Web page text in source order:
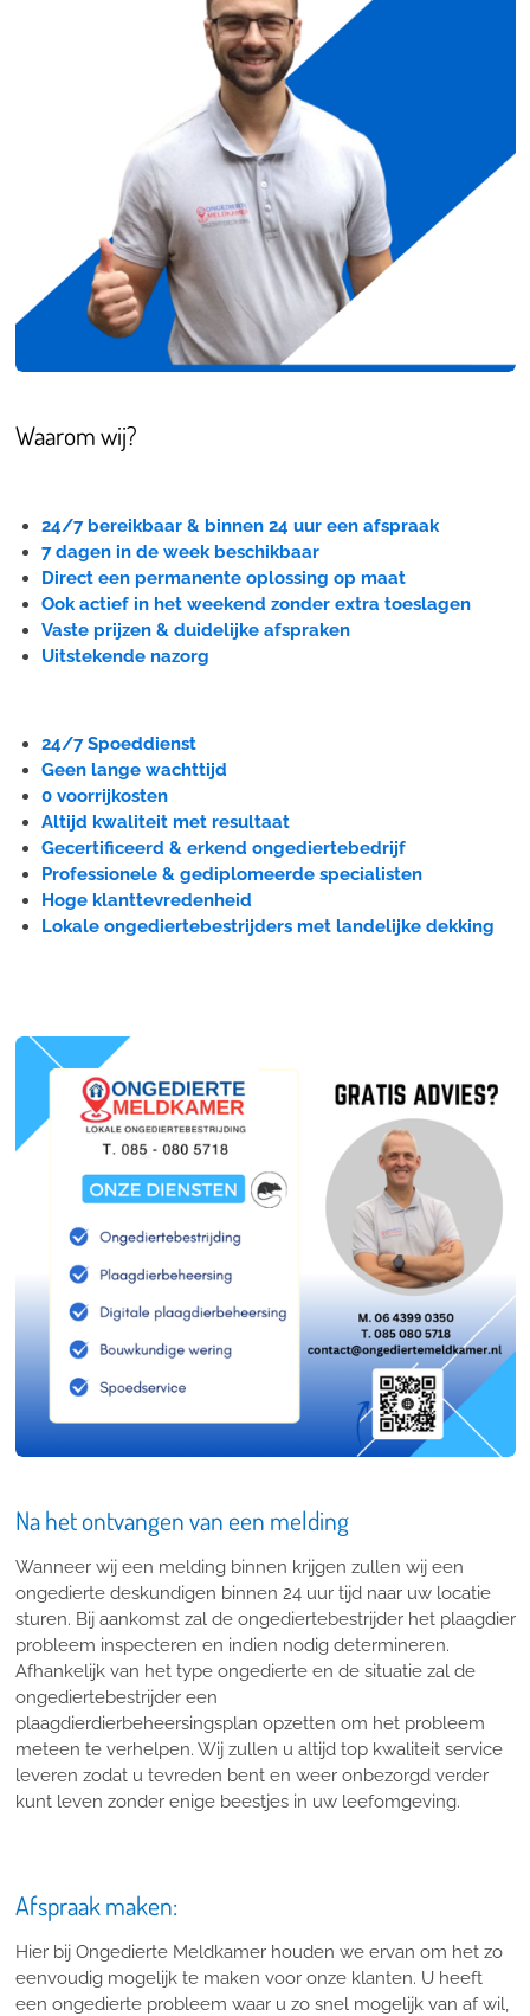
Waarom wij?
24/7 bereikbaar & binnen 24 uur een afspraak
7 dagen in de week beschikbaar
Direct een permanente oplossing op maat
Ook actief in het weekend zonder extra toeslagen
Vaste prijzen & duidelijke afspraken
Uitstekende nazorg
24/7 Spoeddienst
Geen lange wachttijd
0 voorrijkosten
Altijd kwaliteit met resultaat
Gecertificeerd & erkend ongediertebedrijf
Professionele & gediplomeerde specialisten
Hoge klanttevredenheid
Lokale ongediertebestrijders met landelijke dekking
Na het ontvangen van een melding
Wanneer wij een melding binnen krijgen zullen wij een
ongedierte deskundigen binnen 24 uur tijd naar uw locatie
sturen. Bij aankomst zal de ongediertebestrijder het plaagdier
probleem inspecteren en indien nodig determineren.
Afhankelijk van het type ongedierte en de situatie zal de
ongediertebestrijder een
plaagdierdierbeheersingsplan opzetten om het probleem
meteen te verhelpen. Wij zullen u altijd top kwaliteit service
leveren zodat u tevreden bent en weer onbezorgd verder
kunt leven zonder enige beestjes in uw leefomgeving.
Afspraak maken:
Hier bij Ongedierte Meldkamer houden we ervan om het zo
eenvoudig mogelijk te maken voor onze klanten. U heeft
een ongedierte probleem waar u zo snel mogelijk van af wil,